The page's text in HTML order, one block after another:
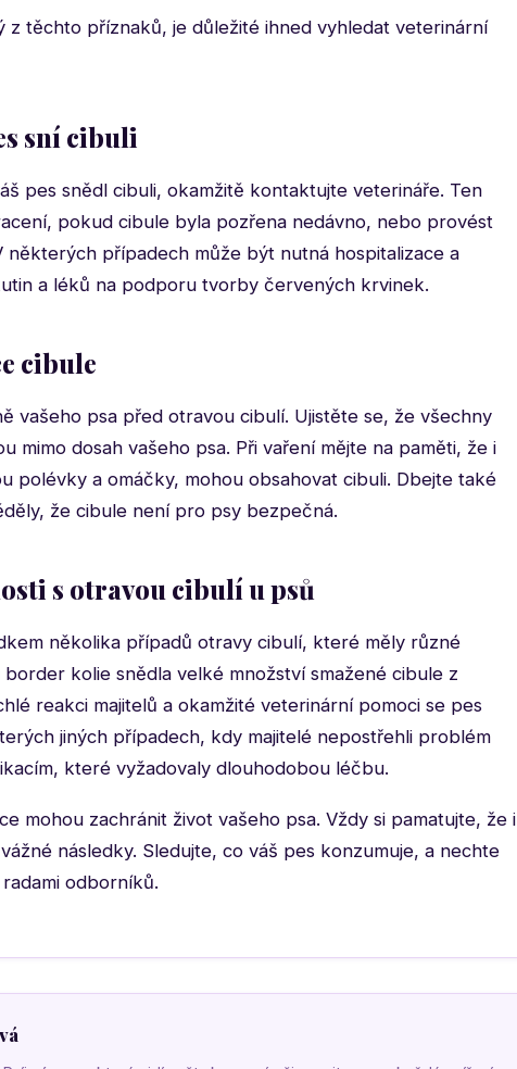
z těchto příznaků, je důležité ihned vyhledat veterinární
sní cibuli
pes snědl cibuli, okamžitě kontaktujte veterináře. Ten
pokud cibule byla pozřena nedávno, nebo provést
případech může být nutná hospitalizace a
a léků na podporu tvorby červených krvinek.
cibule
vašeho psa před otravou cibulí. Ujistěte se, že všechny
mimo dosah vašeho psa. Při vaření mějte na paměti, že i
polévky a omáčky, mohou obsahovat cibuli. Dbejte také
že cibule není pro psy bezpečná.
s otravou cibulí u psů
několika případů otravy cibulí, které měly různé
kolie snědla velké množství smažené cibule z
reakci majitelů a okamžité veterinární pomoci se pes
jiných případech, kdy majitelé nepostřehli problém
které vyžadovaly dlouhodobou léčbu.
mohou zachránit život vašeho psa. Vždy si pamatujte, že i
následky. Sledujte, co váš pes konzumuje, a nechte
odborníků.